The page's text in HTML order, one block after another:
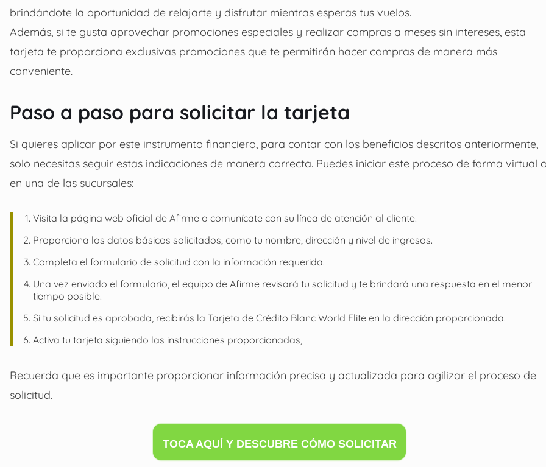
brindándote la oportunidad de relajarte y disfrutar mientras esperas tus vuelos.
Además, si te gusta aprovechar promociones especiales y realizar compras a meses sin intereses, esta
tarjeta te proporciona exclusivas promociones que te permitirán hacer compras de manera más
conveniente.
Paso a paso para solicitar la tarjeta
Si quieres aplicar por este instrumento financiero, para contar con los beneficios descritos anteriormente,
solo necesitas seguir estas indicaciones de manera correcta. Puedes iniciar este proceso de forma virtual
en una de las sucursales:
Visita la página web oficial de Afirme o comunícate con su línea de atención al cliente.
Proporciona los datos básicos solicitados, como tu nombre, dirección y nivel de ingresos.
Completa el formulario de solicitud con la información requerida.
Una vez enviado el formulario, el equipo de Afirme revisará tu solicitud y te brindará una respuesta en el menor
tiempo posible.
Si tu solicitud es aprobada, recibirás la Tarjeta de Crédito Blanc World Elite en la dirección proporcionada.
Activa tu tarjeta siguiendo las instrucciones proporcionadas,
Recuerda que es importante proporcionar información precisa y actualizada para agilizar el proceso de
solicitud.
TOCA AQUÍ Y DESCUBRE CÓMO SOLICITAR